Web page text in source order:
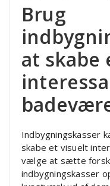
Brug
at skabe
Indbygningskasser
skabe et visuelt
vælge at sætte
indbygningskasser